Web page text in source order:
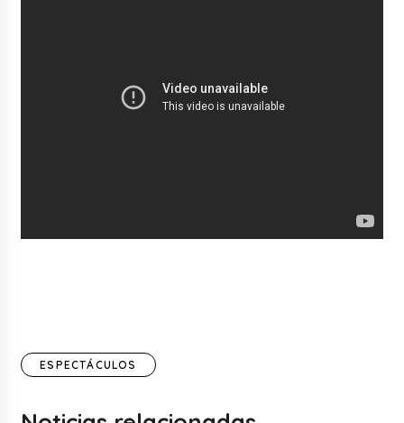
ESPECTÁCULOS